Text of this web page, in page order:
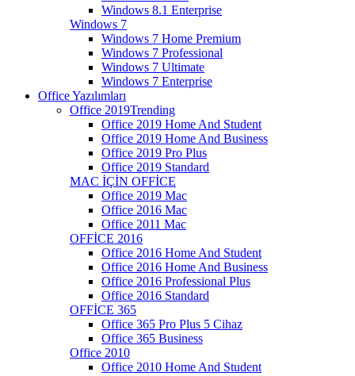
Windows 8.1 Enterprise
Windows 7
Windows 7 Home Premium
Windows 7 Professional
Windows 7 Ultimate
Windows 7 Enterprise
Office Yazılımları
Office 2019Trending
Office 2019 Home And Student
Office 2019 Home And Business
Office 2019 Pro Plus
Office 2019 Standard
MAC İÇİN OFFİCE
Office 2019 Mac
Office 2016 Mac
Office 2011 Mac
OFFİCE 2016
Office 2016 Home And Student
Office 2016 Home And Business
Office 2016 Professional Plus
Office 2016 Standard
OFFİCE 365
Office 365 Pro Plus 5 Cihaz
Office 365 Business
Office 2010
Office 2010 Home And Student